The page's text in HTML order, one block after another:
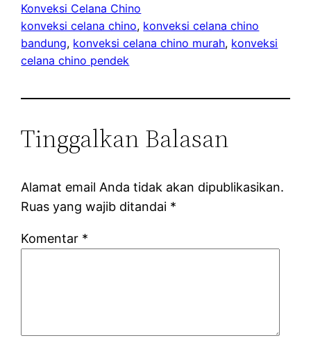
Konveksi Celana Chino
konveksi celana chino, konveksi celana chino
bandung, konveksi celana chino murah, konveksi
celana chino pendek
Tinggalkan Balasan
Alamat email Anda tidak akan dipublikasikan.
Ruas yang wajib ditandai *
Komentar *